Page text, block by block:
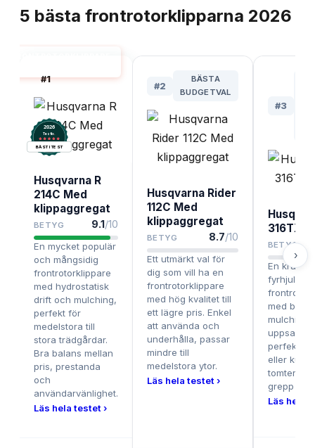
5 bästa frontrotorklipparna 2026
#1
2026
Testix.
BÄST I TEST
Husqvarna R
214C Med
klippaggregat
BETYG 9.1/10
En mycket populär
och mångsidig
frontrotorklippare
med hydrostatisk
drift och mulching,
perfekt för
medelstora till
stora trädgårdar.
Bra balans mellan
pris, prestanda
och
användarvänlighet.
Läs hela testet ›
#2
BÄSTA
BUDGETVAL
Husqvarna Rider
112C Med
klippaggregat
BETYG 8.7/10
Ett utmärkt val för
dig som vill ha en
frontrotorklippare
med hög kvalitet till
ett lägre pris. Enkel
att använda och
underhålla, passar
mindre till
medelstora ytor.
Läs hela testet ›
#3
316TXs
BETYG
En kraftfull
med både
mulching
perfekt
eller
tomter
grepp
Läs hela
›